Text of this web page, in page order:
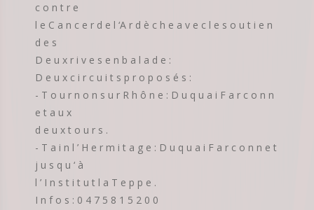
c o n t r e
l e C a n c e r d e l ‘A r d è c h e a v e c l e s o u t i e n
d e s
D e u x r i v e s e n b a l a d e :
D e u x c i r c u i t s p r o p o s é s :
- T o u r n o n s u r R h ô n e : D u q u a i F a r c o n n
e t a u x
d e u x t o u r s .
- T a i n l ’ H e r m i t a g e : D u q u a i F a r c o n n e t
j u s q u ‘ à
l ’ I n s t i t u t l a T e p p e .
I n f o s : 0 4 7 5 8 1 5 2 0 0